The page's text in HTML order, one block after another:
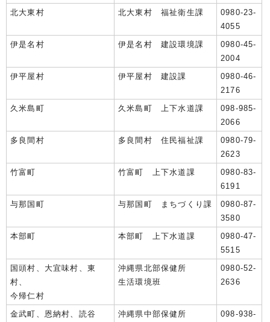
北大東村 北大東村 福祉衛生課
0980-23-
4055
伊是名村
伊是名村 建設環境課
0980-45-
2004
伊平屋村
伊平屋村 建設課
0980-46-
2176
久米島町
久米島町 上下水道課
098-985-
2066
多良間村
多良間村 住民福祉課
0980-79-
2623
竹富町
竹富町 上下水道課
0980-83-
6191
与那国町
与那国町 まちづくり課
0980-87-
3580
本部町
本部町 上下水道課
0980-47-
5515
国頭村、大宜味村、東
村、
今帰仁村
沖縄県北部保健所
生活環境班
0980-52-
2636
金武町、恩納村、読谷
沖縄県中部保健所
098-938-